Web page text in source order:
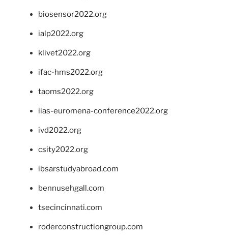
biosensor2022.org
ialp2022.org
klivet2022.org
ifac-hms2022.org
taoms2022.org
iias-euromena-conference2022.org
ivd2022.org
csity2022.org
ibsarstudyabroad.com
bennusehgall.com
tsecincinnati.com
roderconstructiongroup.com